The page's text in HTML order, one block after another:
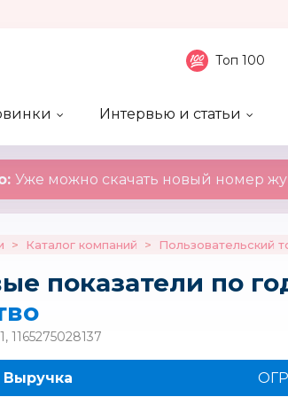
Топ 100
Интервью и статьи
Уже можно скачать новый номер
> Каталог компаний > Пользовательский
показатели по
1165275028137
Выручка